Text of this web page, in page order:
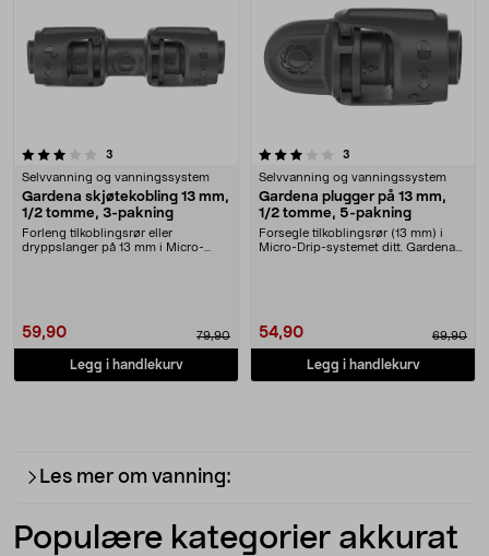
3
Selvvanning og vanningssystem
Gardena skjøtekobling 13 mm,
1/2 tomme, 3-pakning
Forleng tilkoblingsrør eller
dryppslanger på 13 mm i Micro-
59,90 79,90
Legg i handlekurv
3.5 av 5 stjerner 3
Selvvanning og vanningssystem
Gardena plugger på 13 mm,
1/2 tomme, 5-pakning
Forsegle tilkoblingsrør (13 mm) i
Micro-Drip-systemet ditt. Gardena
54,90 69,90
Legg i handlekurv
Les mer om vanning:
Populære kategorier akkurat